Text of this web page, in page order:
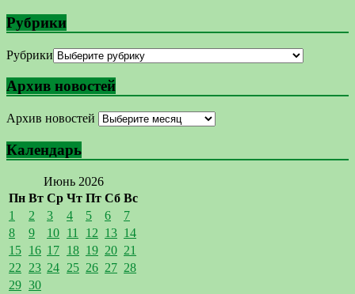
Рубрики
Рубрики
Архив новостей
Архив новостей
Календарь
Июнь 2026
Пн Вт Ср Чт Пт Сб Вс
1 2 3 4 5 6
7
8
9 10 11 12 13 14
15 16 17 18 19 20 21
22 23 24 25 26 27 28
29 30